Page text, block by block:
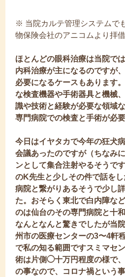
※ 当院カルテ管理システムで
物保険会社のアニコムより拝
ほとんどの眼科治療は当院で
内科治療が主になるのですが
必要になるケースもあります。
な検査機器や手術器具と機械
識や技術と経験が必要な領域
専門病院での検査と手術が必
今日はイヤタカで今年の狂犬
会議あったのですが（ちなみ
ンとして集合注射やるそうで
のK先生と少しその件で話を
病院と繋がりあるそうで少し
た。おそらく東北で白内障な
のは仙台のその専門病院と十
なんとなんと驚きでしたが当
州市の医療センターの3〜4軒
で私の知る範囲ですスミマセ
術は片側◯十万円程度の様で
の事なので、コロナ禍という